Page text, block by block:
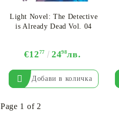
Light Novel: The Detective
is Already Dead Vol. 04
€1277 2498лв.
Page 1 of 2